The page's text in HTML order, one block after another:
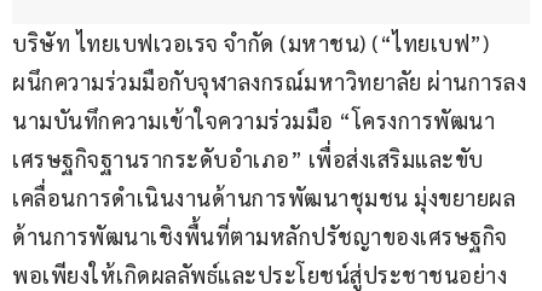
บริษัท ไทยเบฟเวอเรจ จำกัด (มหาชน) (“ไทยเบฟ”)
ผนึกความร่วมมือกับจุฬาลงกรณ์มหาวิทยาลัย ผ่านการลง
นามบันทึกความเข้าใจความร่วมมือ “โครงการพัฒนา
เศรษฐกิจฐานรากระดับอำเภอ” เพื่อส่งเสริมและขับ
เคลื่อนการดำเนินงานด้านการพัฒนาชุมชน มุ่งขยายผล
ด้านการพัฒนาเชิงพื้นที่ตามหลักปรัชญาของเศรษฐกิจ
พอเพียงให้เกิดผลลัพธ์และประโยชน์สู่ประชาชนอย่าง